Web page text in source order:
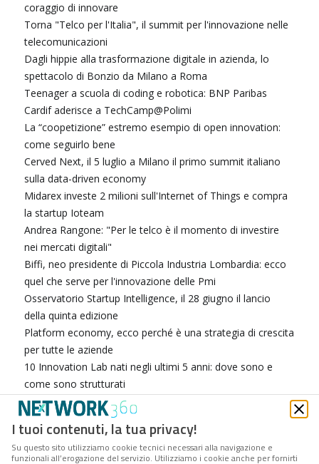
coraggio di innovare
Torna "Telco per l'Italia", il summit per l'innovazione nelle
telecomunicazioni
Dagli hippie alla trasformazione digitale in azienda, lo
spettacolo di Bonzio da Milano a Roma
Teenager a scuola di coding e robotica: BNP Paribas
Cardif aderisce a TechCamp@Polimi
La “coopetizione” estremo esempio di open innovation:
come seguirlo bene
Cerved Next, il 5 luglio a Milano il primo summit italiano
sulla data-driven economy
Midarex investe 2 milioni sull'Internet of Things e compra
la startup Ioteam
Andrea Rangone: "Per le telco è il momento di investire
nei mercati digitali"
Biffi, neo presidente di Piccola Industria Lombardia: ecco
quel che serve per l'innovazione delle Pmi
Osservatorio Startup Intelligence, il 28 giugno il lancio
della quinta edizione
Platform economy, ecco perché è una strategia di crescita
per tutte le aziende
10 Innovation Lab nati negli ultimi 5 anni: dove sono e
come sono strutturati
Per favore, non riduciamo la gig economy a una
questione di pizze e fattorini
HR Tech, la trasformazione digitale che comincia dalle
Risorse Umane
I tuoi contenuti, la tua privacy!
Su questo sito utilizziamo cookie tecnici necessari alla navigazione e
funzionali all’erogazione del servizio. Utilizziamo i cookie anche per fornirti